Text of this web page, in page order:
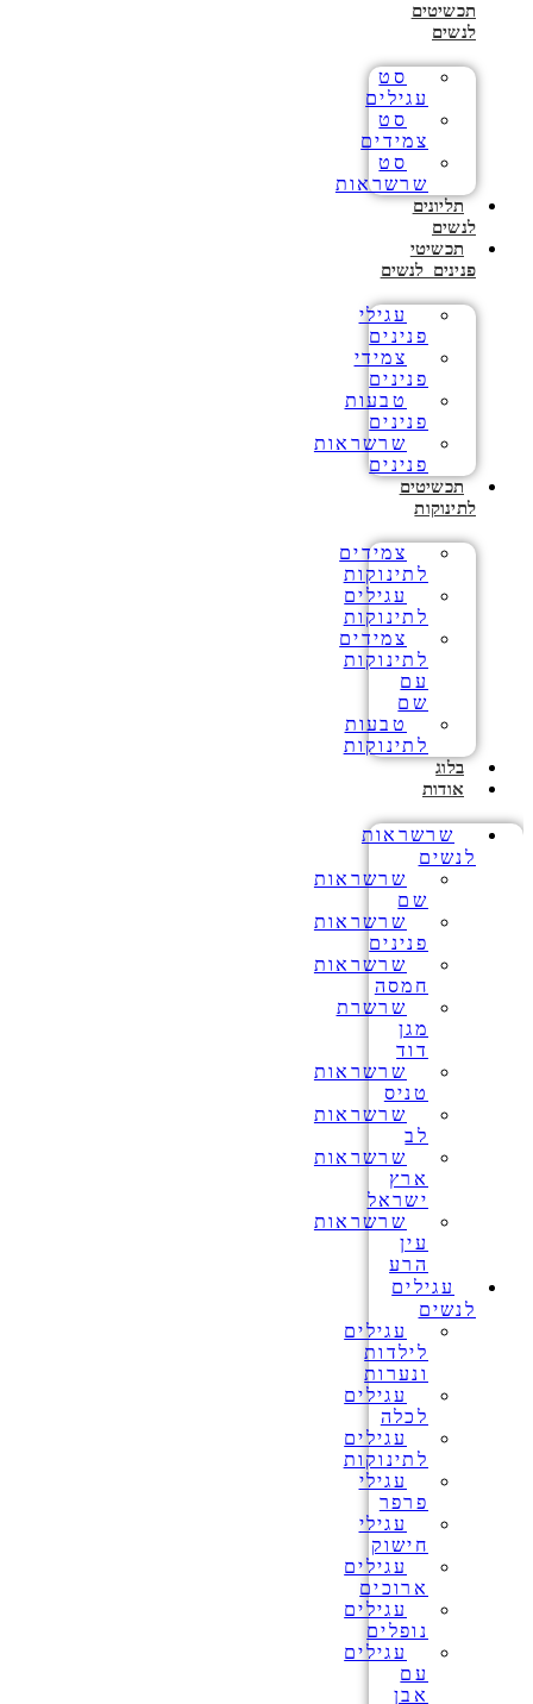
תכשיטים
לנשים
סט
עגילים
סט
צמידים
סט
שרשראות
תליונים
לנשים
תכשיטי
פנינים לנשים
עגילי
פנינים
צמידי
פנינים
טבעות
פנינים
שרשראות
פנינים
תכשיטים
לתינוקות
צמידים
לתינוקות
עגילים
לתינוקות
צמידים
לתינוקות
עם
שם
טבעות
לתינוקות
בלוג
אודות
שרשראות
לנשים
שרשראות
שם
שרשראות
פנינים
שרשראות
חמסה
שרשרת
מגן
דוד
שרשראות
טניס
שרשראות
לב
שרשראות
ארץ
ישראל
שרשראות
עין
הרע
עגילים
לנשים
עגילים
לילדות
ונערות
עגילים
לכלה
עגילים
לתינוקות
עגילי
פרפר
עגילי
חישוק
עגילים
ארוכים
עגילים
נופלים
עגילים
עם
אבן